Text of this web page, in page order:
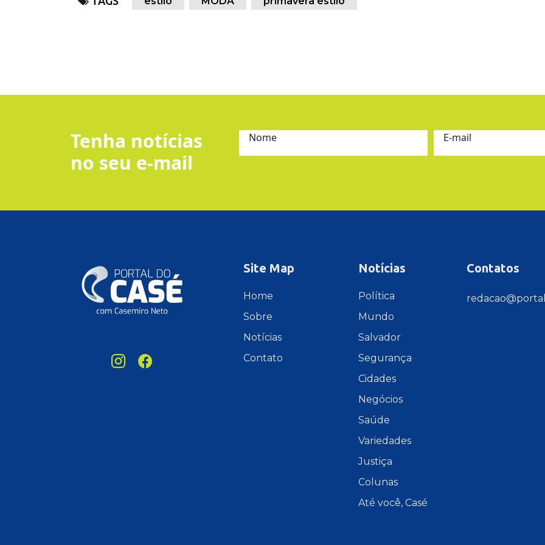
Tenha notícias
no seu e-mail
Nome E-mail
Site Map
Home
Sobre
Notícias
Contato
Notícias
Política
Mundo
Salvador
Segurança
Cidades
Negócios
Saúde
Variedades
Justiça
Colunas
Até você, Casé
Contatos